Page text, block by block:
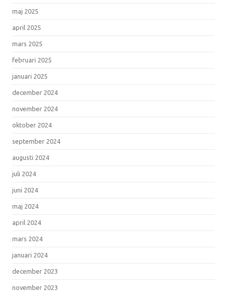
maj 2025
april 2025
mars 2025
februari 2025
januari 2025
december 2024
november 2024
oktober 2024
september 2024
augusti 2024
juli 2024
juni 2024
maj 2024
april 2024
mars 2024
januari 2024
december 2023
november 2023